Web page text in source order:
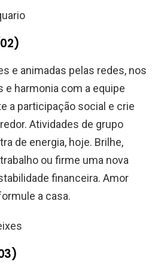
e animadas pelas redes, nos
harmonia com a equipe
a participação social e crie
Atividades de grupo
de energia, hoje. Brilhe,
ou firme uma nova
financeira. Amor
a casa.